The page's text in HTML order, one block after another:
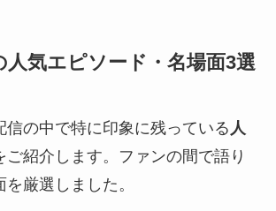
人気エピソード・名場面3選
信の中で特に印象に残っている 人
ご紹介します。ファンの間で語り
厳選しました。